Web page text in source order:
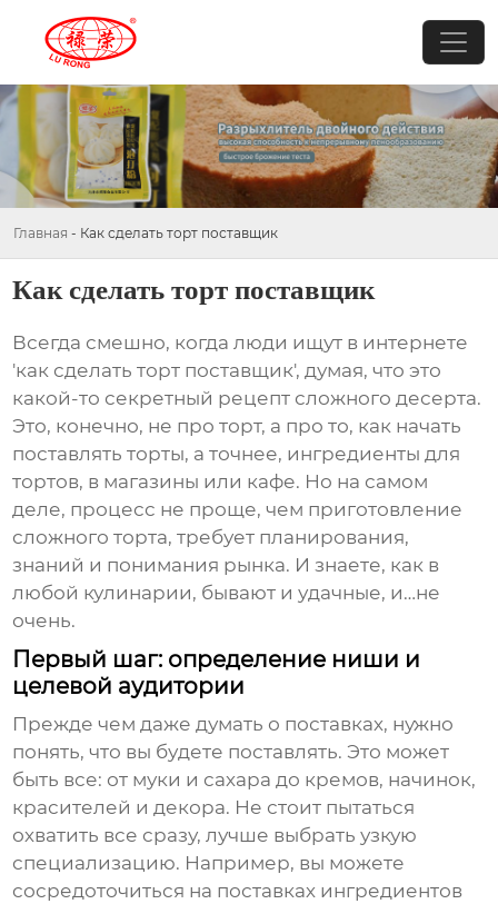
Главная - Как сделать торт поставщик
Как сделать торт поставщик
Всегда смешно, когда люди ищут в интернете
'как сделать торт поставщик', думая, что это
какой-то секретный рецепт сложного десерта.
Это, конечно, не про торт, а про то, как начать
поставлять торты, а точнее, ингредиенты для
тортов, в магазины или кафе. Но на самом
деле, процесс не проще, чем приготовление
сложного торта, требует планирования,
знаний и понимания рынка. И знаете, как в
любой кулинарии, бывают и удачные, и…не
очень.
Первый шаг: определение ниши и
целевой аудитории
Прежде чем даже думать о поставках, нужно
понять, что вы будете поставлять. Это может
быть все: от муки и сахара до кремов, начинок,
красителей и декора. Не стоит пытаться
охватить все сразу, лучше выбрать узкую
специализацию. Например, вы можете
сосредоточиться на поставках ингредиентов